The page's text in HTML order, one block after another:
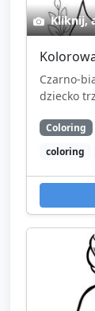
Kliknij,
Czarno-
dziecko
Coloring
coloring